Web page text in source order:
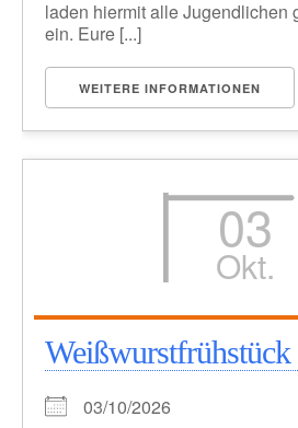
laden hiermit alle Jugendlichen
ein. Eure [...]
WEITERE INFORMATIONEN
03
Okt.
03/10/2026